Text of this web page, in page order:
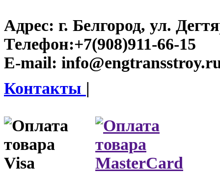
Адрес: г. Белгород, ул.
Телефон:+7(908)911-66-15
E-mail:
Контакты